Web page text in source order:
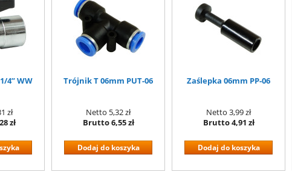
4” WW
zł
zł
Trójnik T 06mm PUT-06
Netto 5,32 zł
Brutto6,55 zł
Dodaj do koszyka
Zaślepka 06mm PP-06
Netto 3,99 zł
Brutto4,91 zł
Dodaj do koszyka